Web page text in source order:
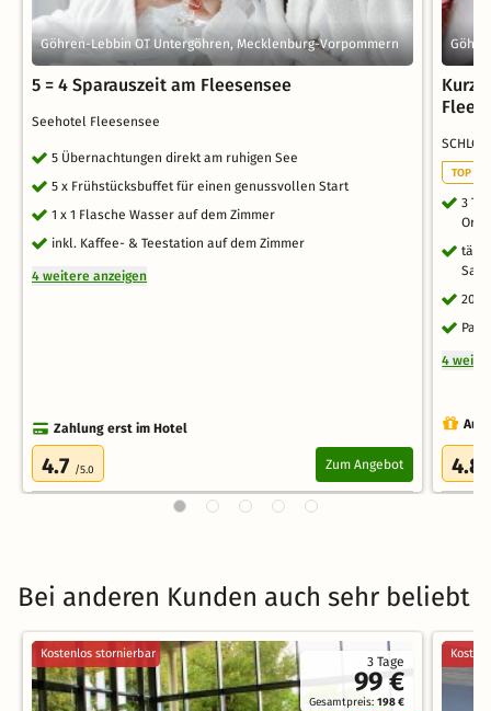
Göhren-Lebbin OT Untergöhren, Mecklenburg-Vorpommern
5 = 4 Sparauszeit am Fleesensee
Seehotel Fleesensee
5 Übernachtungen direkt am ruhigen See
5 x Frühstücksbuffet für einen genussvollen Start
1 x 1 Flasche Wasser auf dem Zimmer
inkl. Kaffee- & Teestation auf dem Zimmer
4 weitere anzeigen
Zahlung erst im Hotel
4.7 /5.0 Zum Angebot
Kurze
TOP
3
20%
4
4.8
Bei anderen Kunden auch sehr beliebt
3 Tage
99 €
Gesamtpreis:198 €
Kostenlos stornierbar